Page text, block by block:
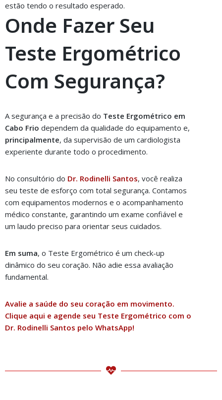
estão tendo o resultado esperado.
Onde Fazer Seu
Teste Ergométrico
Com Segurança?
A segurança e a precisão do Teste Ergométrico em
Cabo Frio dependem da qualidade do equipamento e,
principalmente, da supervisão de um cardiologista
experiente durante todo o procedimento.
No consultório do Dr. Rodinelli Santos, você realiza
seu teste de esforço com total segurança. Contamos
com equipamentos modernos e o acompanhamento
médico constante, garantindo um exame confiável e
um laudo preciso para orientar seus cuidados.
Em suma, o Teste Ergométrico é um check-up
dinâmico do seu coração. Não adie essa avaliação
fundamental.
Avalie a saúde do seu coração em movimento.
Clique aqui e agende seu Teste Ergométrico com o
Dr. Rodinelli Santos pelo WhatsApp!